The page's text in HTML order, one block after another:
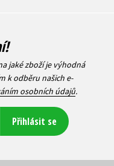
jaké zboží je výhodná
k odběru našich e-
osobních údajů.
Přihlásit se